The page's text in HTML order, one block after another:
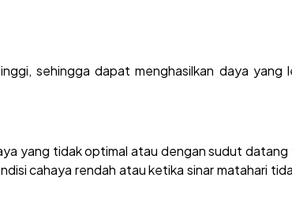
sehingga dapat menghasilkan daya yang
yang tidak optimal atau dengan sudut
cahaya rendah atau ketika sinar matahari